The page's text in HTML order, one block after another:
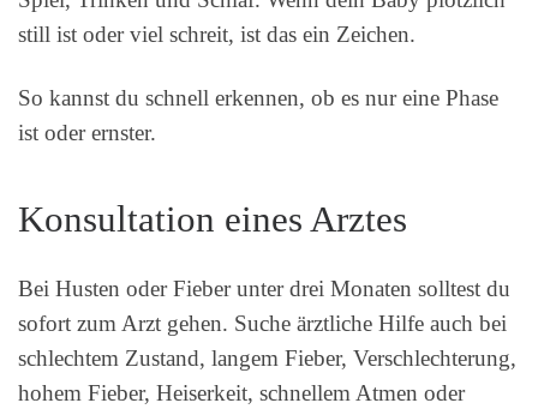
still ist oder viel schreit, ist das ein Zeichen.
So kannst du schnell erkennen, ob es nur eine Phase
ist oder ernster.
Konsultation eines Arztes
Bei Husten oder Fieber unter drei Monaten solltest du
sofort zum Arzt gehen. Suche ärztliche Hilfe auch bei
schlechtem Zustand, langem Fieber, Verschlechterung,
hohem Fieber, Heiserkeit, schnellem Atmen oder